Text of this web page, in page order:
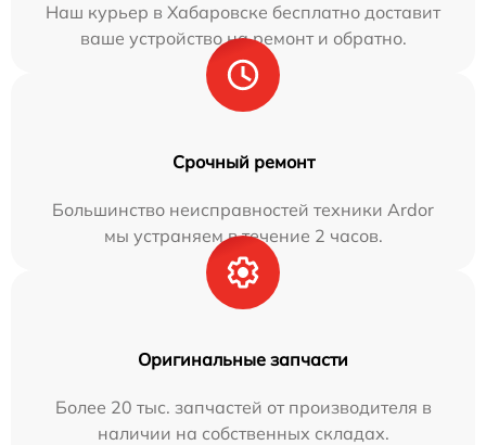
Наш курьер в Хабаровске бесплатно доставит
ваше устройство на ремонт и обратно.
Срочный ремонт
Большинство неисправностей техники Ardor
мы устраняем в течение 2 часов.
Оригинальные запчасти
Более 20 тыс. запчастей от производителя в
наличии на собственных складах.